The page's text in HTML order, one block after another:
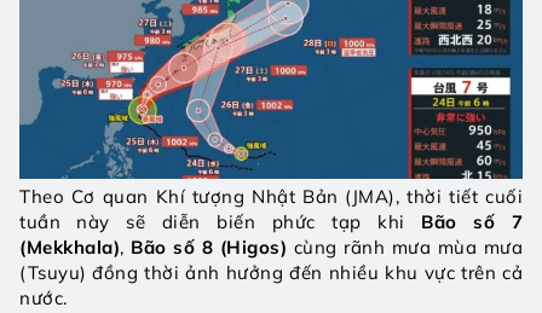
Theo Cơ quan Khí tượng Nhật Bản (JMA), thời tiết cuối
tuần này sẽ diễn biến phức tạp khi Bão số 7
(Mekkhala), Bão số 8 (Higos) cùng rãnh mưa mùa mưa
(Tsuyu) đồng thời ảnh hưởng đến nhiều khu vực trên cả
nước.